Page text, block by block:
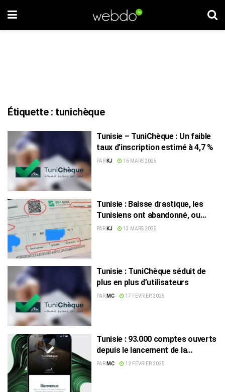
Étiquette : tunichèque
Tunisie – TuniChèque : Un faible
taux d’inscription estimé à 4,7 %
PAR KJ 16 MARS 2025
Tunisie : Baisse drastique, les
Tunisiens ont abandonné, ou
presque, les chèques !
PAR KJ 13 MARS 2025
Tunisie : TuniChèque séduit de
plus en plus d’utilisateurs
PAR MC 17 FÉVRIER 2025
Tunisie : 93.000 comptes ouverts
depuis le lancement de la
plateforme TuniChèque
PAR MC 12 FÉVRIER 2025